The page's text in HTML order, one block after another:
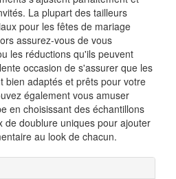
La plupart des tailleurs
pour les fêtes de mariage
assurez-vous de vous
les réductions qu'ils peuvent
occasion de s'assurer que les
bien adaptés et prêts pour votre
également vous amuser
en choisissant des échantillons
de doublure uniques pour ajouter
au look de chacun.